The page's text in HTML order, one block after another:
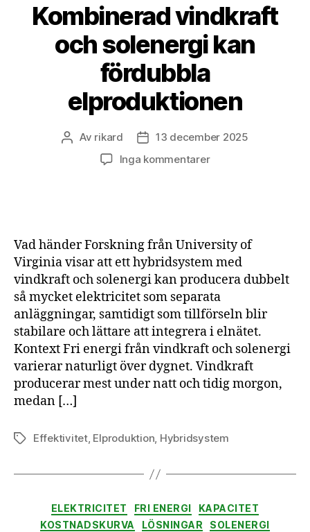
Kombinerad vindkraft
och solenergi kan
fördubbla
elproduktionen
Inläggsförfattare
Av rikard Inläggsdatum
13 december 2025
Inga kommentarertill
fördubbla
elproduktionen
Vad händer Forskning från University of
Virginia visar att ett hybridsystem med
vindkraft och solenergi kan producera dubbelt
så mycket elektricitet som separata
anläggningar, samtidigt som tillförseln blir
stabilare och lättare att integrera i elnätet.
Kontext Fri energi från vindkraft och solenergi
varierar naturligt över dygnet. Vindkraft
producerar mest under natt och tidig morgon,
medan […]
EtiketterEffektivitet, Elproduktion, Hybridsystem
Kategorier
ELEKTRICITET FRI ENERGI
KAPACITET
KOSTNADSKURVA
LÖSNINGAR
SOLENERGI